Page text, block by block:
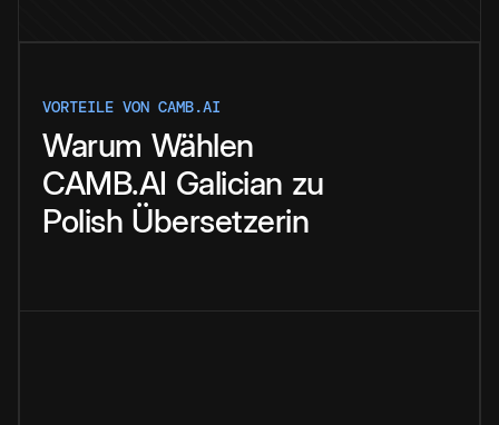
VORTEILE VON CAMB.AI
Warum Wählen
CAMB.AI Galician zu
Polish Übersetzerin